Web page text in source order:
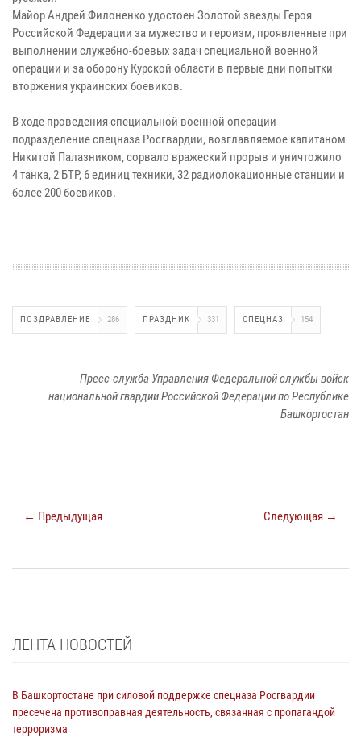
Майор Андрей Филоненко удостоен Золотой звезды Героя
Российской Федерации за мужество и героизм, проявленные при
выполнении служебно-боевых задач специальной военной
операции и за оборону Курской области в первые дни попытки
вторжения украинских боевиков.
В ходе проведения специальной военной операции
подразделение спецназа Росгвардии, возглавляемое капитаном
Никитой Палазником, сорвало вражеский прорыв и уничтожило
4 танка, 2 БТР, 6 единиц техники, 32 радиолокационные станции и
более 200 боевиков.
ПОЗДРАВЛЕНИЕ 286 ПРАЗДНИК 331 СПЕЦНАЗ 154
Пресс-служба Управления Федеральной службы войск
национальной гвардии Российской Федерации по Республике
Башкортостан
← Предыдущая Следующая →
ЛЕНТА НОВОСТЕЙ
В Башкортостане при силовой поддержке спецназа Росгвардии
пресечена противоправная деятельность, связанная с пропагандой
терроризма